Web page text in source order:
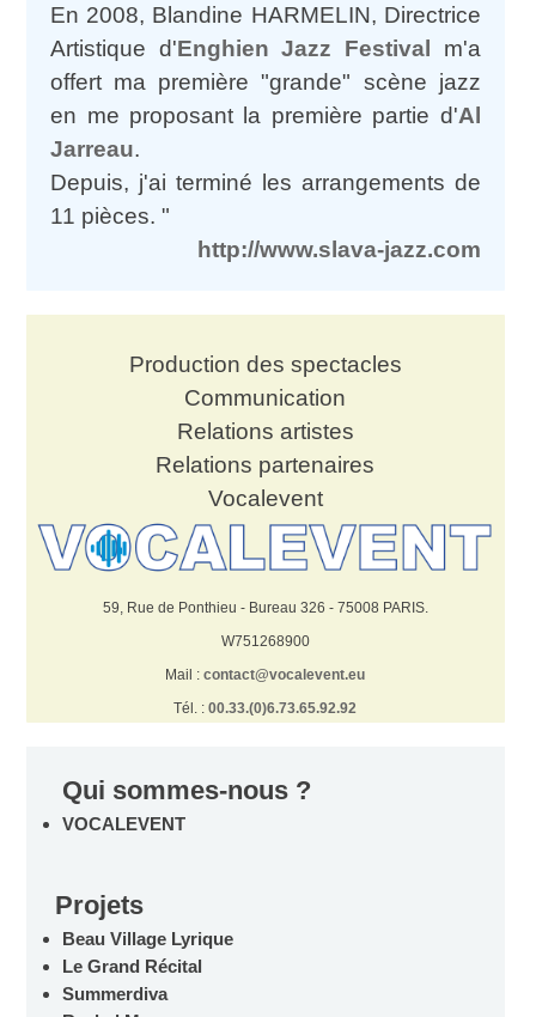
En 2008, Blandine HARMELIN, Directrice
Artistique d'Enghien Jazz Festival
m'a
offert ma première "grande" scène jazz
en me proposant la première partie d'Al
Jarreau.
Depuis, j'ai terminé les arrangements de
11 pièces. "
http://www.slava-jazz.com
Production des spectacles
Communication
Relations artistes
Relations partenaires
Vocalevent
59, Rue de Ponthieu - Bureau 326 - 75008 PARIS.
W751268900
Mail :contact@vocalevent.eu
Tél. :00.33.(0)6.73.65.92.92
Qui sommes-nous ?
VOCALEVENT
Projets
Beau Village Lyrique
Le Grand Récital
Summerdiva